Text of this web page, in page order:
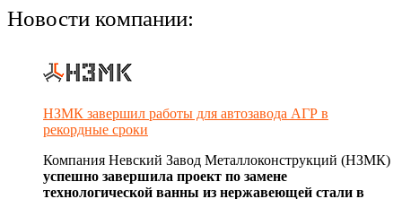
Новости компании:
НЗМК завершил работы для автозавода АГР в
рекордные сроки
Компания Невский Завод Металлоконструкций (НЗМК)
успешно завершила проект по замене
технологической ванны из нержавеющей стали в